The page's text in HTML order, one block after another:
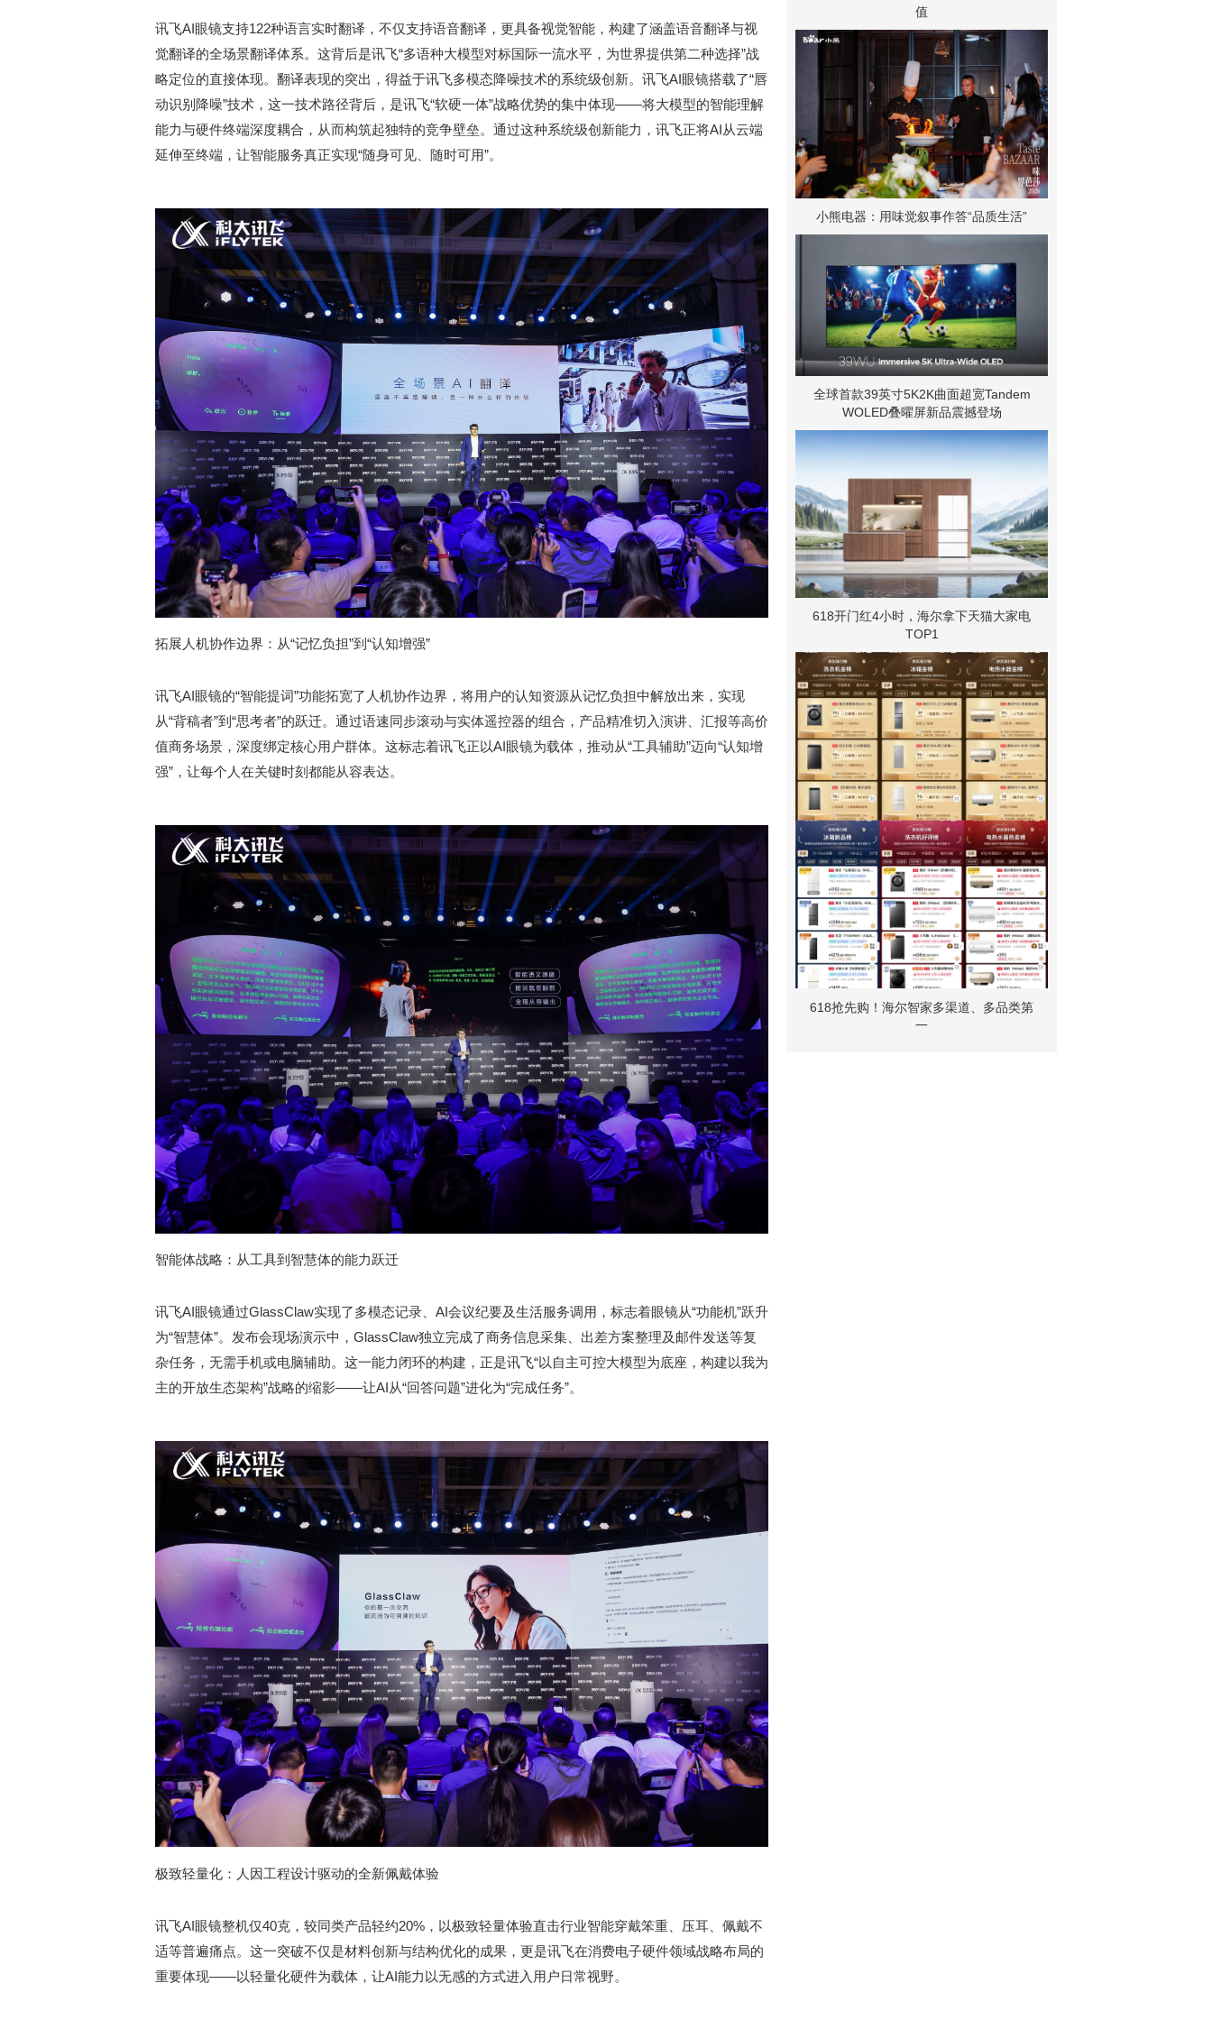
讯飞AI眼镜支持122种语言实时翻译，不仅支持语音翻译，更具备视觉智能，构建了涵盖语音翻译与视
觉翻译的全场景翻译体系。这背后是讯飞“多语种大模型对标国际一流水平，为世界提供第二种选择”战
略定位的直接体现。翻译表现的突出，得益于讯飞多模态降噪技术的系统级创新。讯飞AI眼镜搭载了“唇
动识别降噪”技术，这一技术路径背后，是讯飞“软硬一体”战略优势的集中体现——将大模型的智能理解
能力与硬件终端深度耦合，从而构筑起独特的竞争壁垒。通过这种系统级创新能力，讯飞正将AI从云端
延伸至终端，让智能服务真正实现“随身可见、随时可用”。
拓展人机协作边界：从“记忆负担”到“认知增强”
讯飞AI眼镜的“智能提词”功能拓宽了人机协作边界，将用户的认知资源从记忆负担中解放出来，实现
从“背稿者”到“思考者”的跃迁。通过语速同步滚动与实体遥控器的组合，产品精准切入演讲、汇报等高价
值商务场景，深度绑定核心用户群体。这标志着讯飞正以AI眼镜为载体，推动从“工具辅助”迈向“认知增
强”，让每个人在关键时刻都能从容表达。
智能体战略：从工具到智慧体的能力跃迁
讯飞AI眼镜通过GlassClaw实现了多模态记录、AI会议纪要及生活服务调用，标志着眼镜从“功能机”跃升
为“智慧体”。发布会现场演示中，GlassClaw独立完成了商务信息采集、出差方案整理及邮件发送等复
杂任务，无需手机或电脑辅助。这一能力闭环的构建，正是讯飞“以自主可控大模型为底座，构建以我为
主的开放生态架构”战略的缩影——让AI从“回答问题”进化为“完成任务”。
极致轻量化：人因工程设计驱动的全新佩戴体验
讯飞AI眼镜整机仅40克，较同类产品轻约20%，以极致轻量体验直击行业智能穿戴笨重、压耳、佩戴不
适等普遍痛点。这一突破不仅是材料创新与结构优化的成果，更是讯飞在消费电子硬件领域战略布局的
重要体现——以轻量化硬件为载体，让AI能力以无感的方式进入用户日常视野。
值
小熊电器：用味觉叙事作答“品质生活”
全球首款39英寸5K2K曲面超宽Tandem
WOLED叠曜屏新品震撼登场
618开门红4小时，海尔拿下天猫大家电
TOP1
618抢先购！海尔智家多渠道、多品类第
一